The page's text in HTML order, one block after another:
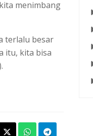
menimbang
terlalu besar
itu, kita bisa